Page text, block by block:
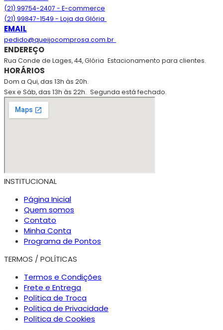
(21) 99754-2407 - E-commerce
(21) 99847-1549 - Loja da Glória
EMAIL
pedido@queijocomprosa.com.br
ENDEREÇO
Rua Conde de Lages, 44, Glória Estacionamento para clientes.
HORÁRIOS
Dom a Qui, das 13h às 20h.
Sex e Sáb, das 13h às 22h. Segunda está fechado.
INSTITUCIONAL
Página Inicial
Quem somos
Contato
Minha Conta
Programa de Pontos
TERMOS / POLÍTICAS
Termos e Condições
Frete e Entrega
Política de Troca
Política de Privacidade
Política de Cookies